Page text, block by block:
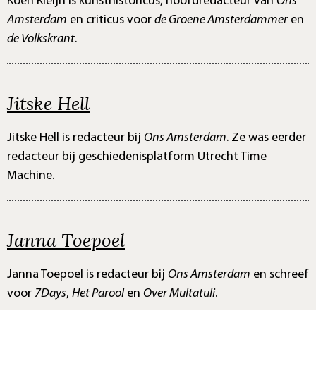
Amsterdam en criticus voor de Groene Amsterdammer en
de Volkskrant.
Jitske Hell
Jitske Hell is redacteur bij Ons Amsterdam. Ze was eerder
redacteur bij geschiedenisplatform Utrecht Time
Machine.
Janna Toepoel
Janna Toepoel is redacteur bij Ons Amsterdam en schreef
voor 7Days, Het Paroolen Over Multatuli.